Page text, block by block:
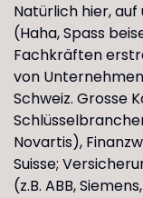
Natürlich hier,
(Haha, Spass
Fachkräften
von
Schweiz. Grosse
Novartis),
Suisse;
(z.B. ABB,